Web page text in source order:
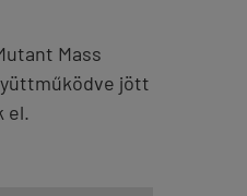
Mass
jött
el.